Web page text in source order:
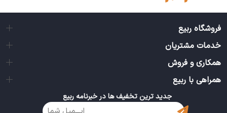
فروشگاه ربیع
خدمات مشتریان
همکاری و فروش
همراهی با ربیع
جدید ترین تخفیف ها در خبرنامه ربیع